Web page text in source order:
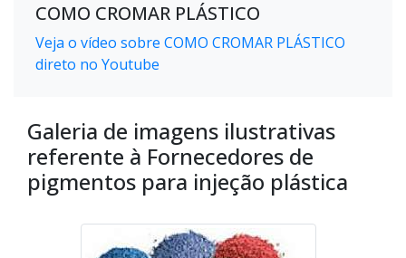
COMO CROMAR PLÁSTICO
Veja o vídeo sobre COMO CROMAR PLÁSTICO
direto no Youtube
Galeria de imagens ilustrativas
referente à Fornecedores de
pigmentos para injeção plástica